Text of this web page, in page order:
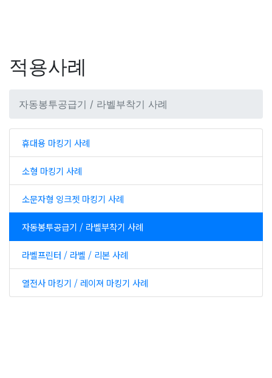
적용사례
자동봉투공급기 / 라벨부착기 사례
휴대용 마킹기 사례
소형 마킹기 사례
소문자형 잉크젯 마킹기 사례
자동봉투공급기 / 라벨부착기 사례
라벨프린터 / 라벨 / 리본 사례
열전사 마킹기 / 레이져 마킹기 사례